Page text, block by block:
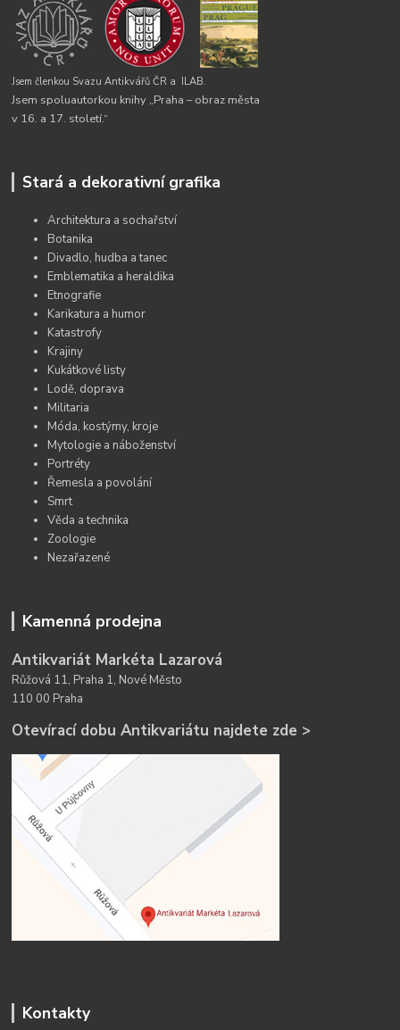
Jsem členkou Svazu Antikvářů ČR a ILAB.
Jsem spoluautorkou knihy „Praha – obraz města
v 16. a 17. století.“
Stará a dekorativní grafika
Architektura a sochařství
Botanika
Divadlo, hudba a tanec
Emblematika a heraldika
Etnografie
Karikatura a humor
Katastrofy
Krajiny
Kukátkové listy
Lodě, doprava
Militaria
Móda, kostýmy, kroje
Mytologie a náboženství
Portréty
Řemesla a povolání
Smrt
Věda a technika
Zoologie
Nezařazené
Kamenná prodejna
Antikvariát Markéta Lazarová
Růžová 11, Praha 1, Nové Město
110 00 Praha
Otevírací dobu Antikvariátu najdete zde >
Kontakty